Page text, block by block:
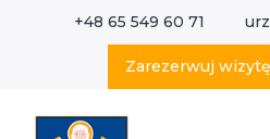
+48 65 549 60 71
Zarezerwuj
Wyszukaj w serwisie